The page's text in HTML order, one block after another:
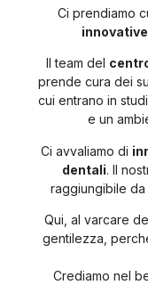
Ci prendiamo
innovative
Il team del
prende cura dei
cui entrano in
e un
Ci avvaliamo di
dentali. Il
raggiungibile da
Qui, al varcare
gentilezza,
Crediamo nel